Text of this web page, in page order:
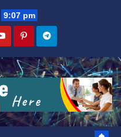
9:07 pm